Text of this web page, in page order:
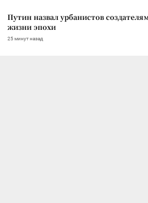
Путин назвал урбанистов
жизни эпохи
25 минут назад